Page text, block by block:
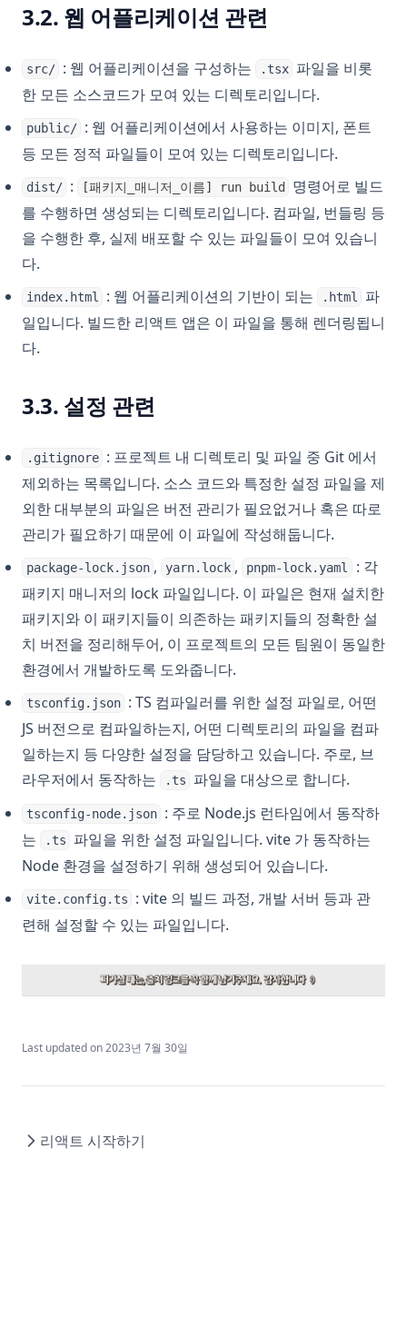
3.2. 웹 어플리케이션 관련
src/ : 웹 어플리케이션을 구성하는 .tsx 파일을 비롯
한 모든 소스코드가 모여 있는 디렉토리입니다.
public/ : 웹 어플리케이션에서 사용하는 이미지, 폰트
등 모든 정적 파일들이 모여 있는 디렉토리입니다.
dist/ : [패키지_매니저_이름] run build
명령어로 빌드
를 수행하면 생성되는 디렉토리입니다. 컴파일, 번들링 등
을 수행한 후, 실제 배포할 수 있는 파일들이 모여 있습니
다.
index.html : 웹 어플리케이션의 기반이 되는 .html
파
일입니다. 빌드한 리액트 앱은 이 파일을 통해 렌더링됩니
다.
3.3. 설정 관련
.gitignore : 프로젝트 내 디렉토리 및 파일 중 Git 에서
제외하는 목록입니다. 소스 코드와 특정한 설정 파일을 제
외한 대부분의 파일은 버전 관리가 필요없거나 혹은 따로
관리가 필요하기 때문에 이 파일에 작성해둡니다.
package-lock.json , yarn.lock , pnpm-lock.yaml
: 각
패키지 매니저의 lock 파일입니다. 이 파일은 현재 설치한
패키지와 이 패키지들이 의존하는 패키지들의 정확한 설
치 버전을 정리해두어, 이 프로젝트의 모든 팀원이 동일한
환경에서 개발하도록 도와줍니다.
tsconfig.json : TS 컴파일러를 위한 설정 파일로, 어떤
JS 버전으로 컴파일하는지, 어떤 디렉토리의 파일을 컴파
일하는지 등 다양한 설정을 담당하고 있습니다. 주로, 브
라우저에서 동작하는
.ts 파일을 대상으로 합니다.
tsconfig-node.json : 주로 Node.js 런타임에서 동작하
는
.ts
파일을 위한 설정 파일입니다. vite 가 동작하는
Node 환경을 설정하기 위해 생성되어 있습니다.
vite.config.ts
: vite 의 빌드 과정, 개발 서버 등과 관
련해 설정할 수 있는 파일입니다.
Last updated on2023년 7월 30일
리액트 시작하기